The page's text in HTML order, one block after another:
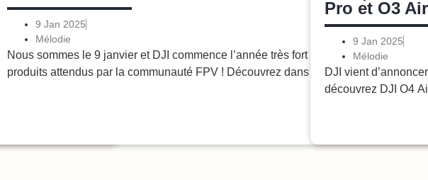
et avec elle, deux
9 Jan 2025
Mélodie
Nous sommes le 9 janvier et DJI commence l’année très fort avec deux nouveaux
produits attendus par la communauté FPV ! Découvrez dans cet article
Pro et O3
9 Jan 2025
Mélodie
DJI vient
découvrez DJI O4